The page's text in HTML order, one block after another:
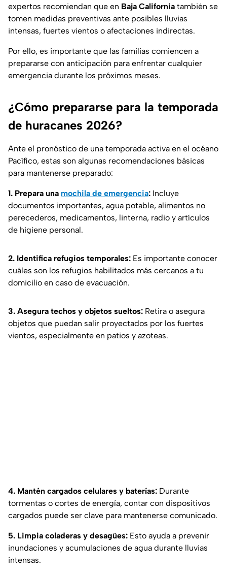
expertos recomiendan que en Baja California también se
tomen medidas preventivas ante posibles lluvias
intensas, fuertes vientos o afectaciones indirectas.
Por ello, es importante que las familias comiencen a
prepararse con anticipación para enfrentar cualquier
emergencia durante los próximos meses.
¿Cómo prepararse para la temporada
de huracanes 2026?
Ante el pronóstico de una temporada activa en el océano
Pacífico, estas son algunas recomendaciones básicas
para mantenerse preparado:
1. Prepara una mochila de emergencia: Incluye
documentos importantes, agua potable, alimentos no
perecederos, medicamentos, linterna, radio y artículos
de higiene personal.
2. Identifica refugios temporales: Es importante conocer
cuáles son los refugios habilitados más cercanos a tu
domicilio en caso de evacuación.
3. Asegura techos y objetos sueltos: Retira o asegura
objetos que puedan salir proyectados por los fuertes
vientos, especialmente en patios y azoteas.
4. Mantén cargados celulares y baterías: Durante
tormentas o cortes de energía, contar con dispositivos
cargados puede ser clave para mantenerse comunicado.
5. Limpia coladeras y desagües: Esto ayuda a prevenir
inundaciones y acumulaciones de agua durante lluvias
intensas.